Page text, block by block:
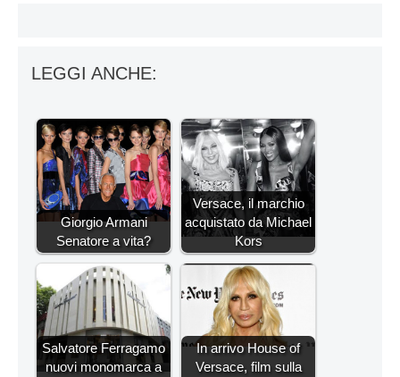
LEGGI ANCHE:
Giorgio Armani
Senatore a vita?
Versace, il marchio
acquistato da Michael
Kors
Salvatore Ferragamo
nuovi monomarca a
In arrivo House of
Versace, film sulla